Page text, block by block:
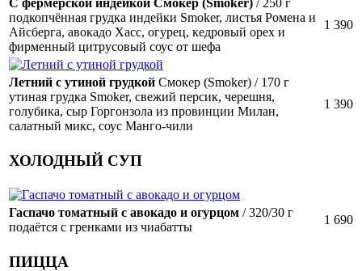
С фермерской индейкой Смокер (Smoker) / 250 г
подкопчённая грудка индейки Smoker, листья Ромена и
Айсберга, авокадо Хасс, огурец, кедровый орех и
фирменный цитрусовый соус от шефа
1 390
Летний с утиной грудкой Смокер (Smoker) / 170 г
утиная грудка Smoker, свежий персик, черешня,
голубика, сыр Горгонзола из провинции Милан,
салатный микс, соус Манго-чили
1 390
ХОЛОДНЫЙ СУП
Гаспачо томатный с авокадо и огурцом / 320/30 г
подаётся с гренками из чиабатты
1 690
ПИЦЦА